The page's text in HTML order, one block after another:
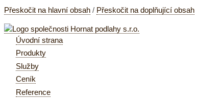
Přeskočit na hlavní obsah / Přeskočit na doplňující obsah
Úvodní strana
Produkty
Služby
Ceník
Reference